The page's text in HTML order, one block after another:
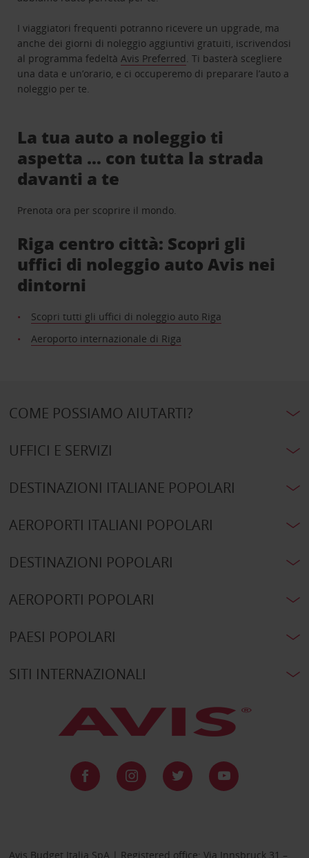
I viaggiatori frequenti potranno ricevere un upgrade, ma
anche dei giorni di noleggio aggiuntivi gratuiti, iscrivendosi
al programma fedeltàAvis Preferred. Ti basterà scegliere
una data e un’orario, e ci occuperemo di preparare l’auto a
noleggio per te.
La tua auto a noleggio ti
aspetta … con tutta la strada
davanti a te
Prenota ora per scoprire il mondo.
Riga centro città: Scopri gli
uffici di noleggio auto Avis nei
dintorni
Scopri tutti gli uffici di noleggio auto Riga
Aeroporto internazionale di Riga
COME POSSIAMO AIUTARTI?
UFFICI E SERVIZI
DESTINAZIONI ITALIANE POPOLARI
AEROPORTI ITALIANI POPOLARI
DESTINAZIONI POPOLARI
AEROPORTI POPOLARI
PAESI POPOLARI
SITI INTERNAZIONALI
Avis Budget Italia SpA | Registered office: Via Innsbruck 31 –